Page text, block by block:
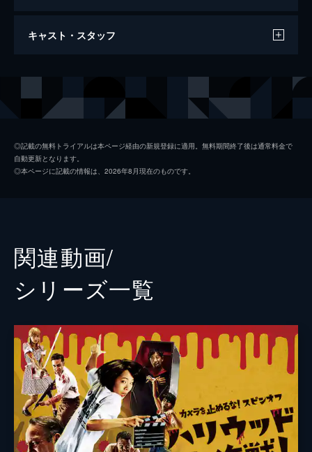
カメラを止めるな！
キャスト・スタッフ
日暮真央 真魚
笹原芳子
栗原綾奈 合田純奈
松浦早希 浅森咲希奈
松本逢花 秋山ゆずき
谷口智和 山口友和
◎記載の無料トライアルは本ページ経由の新規登録に適用。無料期間終了後は通常料金で
自動更新となります。
◎本ページに記載の情報は、2026年8月現在のものです。
関連動画/
シリーズ⼀覧